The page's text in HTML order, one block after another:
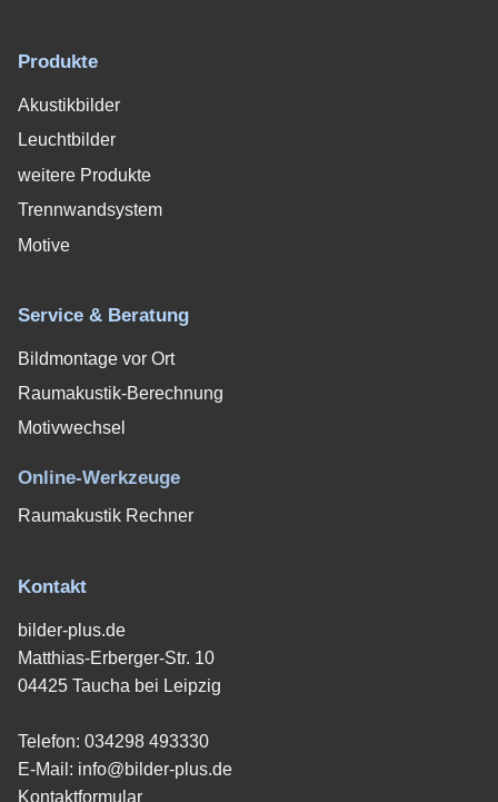
Produkte
Akustikbilder
Leuchtbilder
weitere Produkte
Trennwandsystem
Motive
Service & Beratung
Bildmontage vor Ort
Raumakustik-Berechnung
Motivwechsel
Online-Werkzeuge
Raumakustik Rechner
Kontakt
bilder-plus.de
Matthias-Erberger-Str. 10
04425 Taucha bei Leipzig
Telefon: 034298 493330
E-Mail: info@bilder-plus.de
Kontaktformular